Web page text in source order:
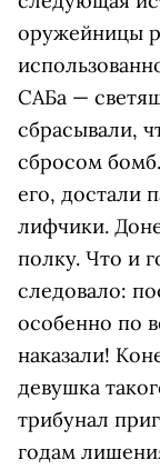
оружейницы
САБа —
сбрасывали,
сбросом
его, достали
лифчики.
полку. Что и
следовало:
особенно по
наказали!
девушка
трибунал
годам